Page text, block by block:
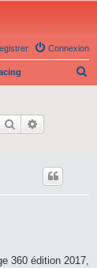
Connexion
Rechercher
360 édition 2017,